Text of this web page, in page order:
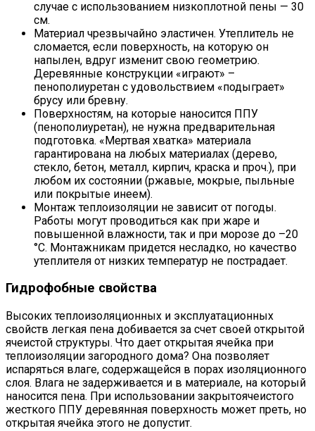
случае с использованием низкоплотной пены — 30
см.
Материал чрезвычайно эластичен. Утеплитель не
сломается, если поверхность, на которую он
напылен, вдруг изменит свою геометрию.
Деревянные конструкции «играют» –
пенополиуретан с удовольствием «подыграет»
брусу или бревну.
Поверхностям, на которые наносится ППУ
(пенополиуретан), не нужна предварительная
подготовка. «Мертвая хватка» материала
гарантирована на любых материалах (дерево,
стекло, бетон, металл, кирпич, краска и проч.), при
любом их состоянии (ржавые, мокрые, пыльные
или покрытые инеем).
Монтаж теплоизоляции не зависит от погоды.
Работы могут проводиться как при жаре и
повышенной влажности, так и при морозе до –20
°С. Монтажникам придется несладко, но качество
утеплителя от низких температур не пострадает.
Гидрофобные свойства
Высоких теплоизоляционных и эксплуатационных
свойств легкая пена добивается за счет своей открытой
ячеистой структуры. Что дает открытая ячейка при
теплоизоляции загородного дома? Она позволяет
испаряться влаге, содержащейся в порах изоляционного
слоя. Влага не задерживается и в материале, на который
наносится пена. При использовании закрытоячеистого
жесткого ППУ деревянная поверхность может преть, но
открытая ячейка этого не допустит.